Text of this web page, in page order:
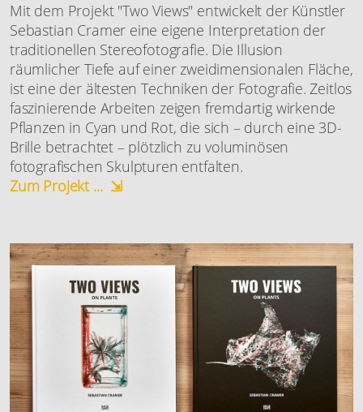
Mit dem Projekt "Two Views" entwickelt der Künstler
Sebastian Cramer eine eigene Interpretation der
traditionellen Stereofotografie. Die Illusion
räumlicher Tiefe auf einer zweidimensionalen Fläche,
ist eine der ältesten Techniken der Fotografie. Zeitlos
faszinierende Arbeiten zeigen fremdartig wirkende
Pflanzen in Cyan und Rot, die sich – durch eine 3D-
Brille betrachtet – plötzlich zu voluminösen
fotografischen Skulpturen entfalten.
Zum Projekt ... ⇲